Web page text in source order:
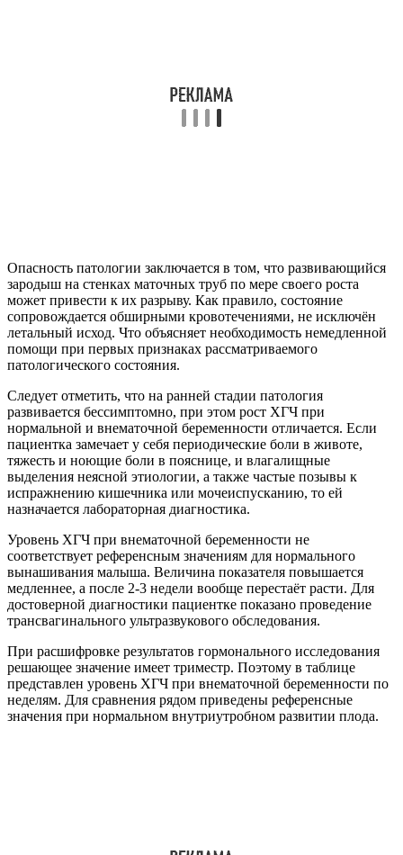
Опасность патологии заключается в том, что развивающийся
зародыш на стенках маточных труб по мере своего роста
может привести к их разрыву. Как правило, состояние
сопровождается обширными кровотечениями, не исключён
летальный исход. Что объясняет необходимость немедленной
помощи при первых признаках рассматриваемого
патологического состояния.
Следует отметить, что на ранней стадии патология
развивается бессимптомно, при этом рост ХГЧ при
нормальной и внематочной беременности отличается. Если
пациентка замечает у себя периодические боли в животе,
тяжесть и ноющие боли в пояснице, и влагалищные
выделения неясной этиологии, а также частые позывы к
испражнению кишечника или мочеиспусканию, то ей
назначается лабораторная диагностика.
Уровень ХГЧ при внематочной беременности не
соответствует референсным значениям для нормального
вынашивания малыша. Величина показателя повышается
медленнее, а после 2-3 недели вообще перестаёт расти. Для
достоверной диагностики пациентке показано проведение
трансвагинального ультразвукового обследования.
При расшифровке результатов гормонального исследования
решающее значение имеет триместр. Поэтому в таблице
представлен уровень ХГЧ при внематочной беременности по
неделям. Для сравнения рядом приведены референсные
значения при нормальном внутриутробном развитии плода.